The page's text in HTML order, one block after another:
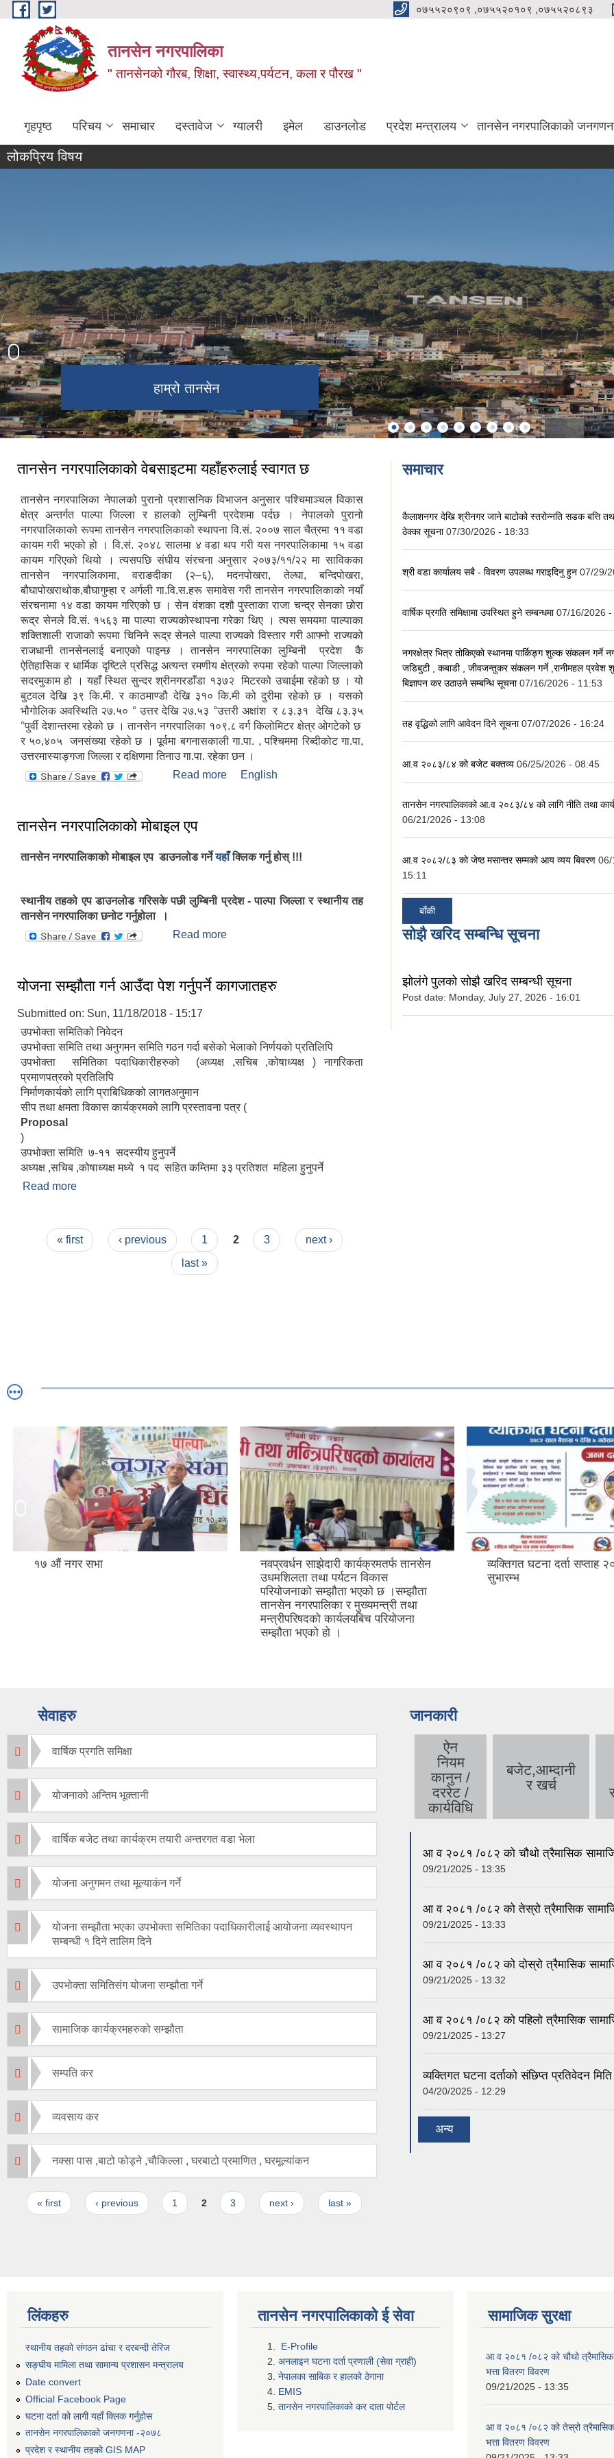
Skip to main content ०७५५२०९०९ ,०७५५२०१०९ ,०७५५२०८९३
तानसेन नगरपालिका
" तानसेनको गौरब, शिक्षा, स्वास्थ्य,पर्यटन, कला र पौरख "
गृहपृष्ठ परिचय समाचार दस्तावेज ग्यालरी इमेल डाउनलोड प्रदेश मन्त्रालय तानसेन नगरपालिकाको
लोकप्रिय विषय
हाम्रो तानसेन
तानसेन
रानीमहल
तानसेन नगर कार्यपालिका कार्यालय
शितल पाटि , तानसेन
अर्गली दरबार ,ता.न.पा -१४
अमरनारायण मन्दिर, ता.न.पा -२
Night view - Tansen
भगवती मन्दिर
तानसेन नगरपालिकाको वेबसाइटमा यहाँहरुलाई स्वागत छ
तानसेन नगरपालिका नेपालको पुरानो प्रशासनिक विभाजन अनुसार पश्चिमाञ्चल विकास
क्षेत्र अन्तर्गत पाल्पा जिल्ला र हालको लुम्बिनी प्रदेशमा पर्दछ । नेपालको पुरानो
नगरपालिकाको रूपमा तानसेन नगरपालिकाको स्थापना वि.सं. २००७ साल चैत्रमा ११ वडा
कायम गरी भएको हो । वि.सं. २०४८ सालमा ४ वडा थप गरी यस नगरपालिकामा १५ वडा
कायम गरिएको थियो । त्यसपछि संघीय संरचना अनुसार २०७३/११/२२ मा साविकका
तानसेन नगरपालिकामा, वराङदीका (२–६), मदनपोखरा, तेल्घा, बन्दिपोखरा,
बौघापोखराथोक,बौघागुम्हा र अर्गली गा.वि.स.हरू समावेस गरी तानसेन नगरपालिकाको नयाँ
संरचनामा १४ वडा कायम गरिएको छ । सेन वंशका दशौ पुस्ताका राजा चन्द्र सेनका छोरा
रूद्र सेनले वि.सं. १५६३ मा पाल्पा राज्यकोस्थापना गरेका थिए । त्यस समयमा पाल्पाका
शक्तिशाली राजाको रूपमा चिनिने रूद्र सेनले पाल्पा राज्यको विस्तार गरी आफ्नो राज्यको
राजधानी तानसेनलाई बनाएको पाइन्छ । तानसेन नगरपालिका लुम्बिनी प्रदेश कै
ऐतिहासिक र धार्मिक दृष्टिले प्रसिद्ध अत्यन्त रमणीय क्षेत्रको रुपमा रहेको पाल्पा जिल्लाको
सदरमुकाम हो । यहाँ स्थित सुन्दर श्रीनगरडाँडा १३७२ मिटरको उचाईमा रहेको छ । यो
बुटवल देखि ३९ कि.मी. र काठमाण्डौ देखि ३१० कि.मी को दुरीमा रहेको छ । यसको
भौगोलिक अवस्थिति २७.५० ° उत्तर देखि २७.५३ °उत्तरी अक्षांश र ८३.३१ देखि ८३.३५
°पुर्वी देशान्तरमा रहेको छ । तानसेन नगरपालिका १०९‍.८ वर्ग किलोमिटर क्षेत्र ओगटेको छ
र ५०,४०५ जनसंख्या रहेको छ । पूर्वमा बगनासकाली गा.पा. , पश्चिममा रिब्दीकोट गा.पा,
उत्तरमास्याङ्गजा जिल्ला र दक्षिणमा तिनाउ गा.पा. रहेका छन ।
Read more about तानसेन नगरपालिकाको
English
तानसेन नगरपालिकाको मोबाइल एप
तानसेन नगरपालिकाको मोबाइल एप डाउनलोड गर्नेयहाँक्लिक गर्नु होस् !!!
स्थानीय तहको एप डाउनलोड गरिसके पछी लुम्बिनी प्रदेश - पाल्पा जिल्ला र स्थानीय तह
तानसेन नगरपालिका छनोट गर्नुहोला ।
Read more
योजना सम्झौता गर्न आउँदा पेश गर्नुपर्ने कागजातहरु
Submitted on: Sun, 11/18/2018 - 15:17
उपभोक्ता समितिको निवेदन
उपभोक्ता समिति तथा अनुगमन समिति गठन गर्दा बसेको भेलाको निर्णयको प्रतिलिपि
उपभोक्ता समितिका पदाधिकारीहरुको (अध्यक्ष ,सचिब ,कोषाध्यक्ष ) नागरिकता
प्रमाणपत्रको प्रतिलिपि
निर्माणकार्यको लागि प्राबिधिकको लागतअनुमान
सीप तथा क्षमता विकास कार्यक्रमको लागि प्रस्तावना पत्र (
Proposal
)
उपभोक्ता समिति ७-११ सदस्यीय हुनुपर्ने
अध्यक्ष ,सचिब ,कोषाध्यक्ष मध्ये १ पद सहित कम्तिमा ३३ प्रतिशत महिला हुनुपर्ने
Read more
Pages
« first ‹ previous 1 2 3
next ›
last »
समाचार
कैलाशनगर देखि श्रीनगर जाने बाटोको स्तरोन्नति सडक बत्ति
ठेक्का सूचना07/30/2026 - 18:33
श्री वडा कार्यालय सबै - विवरण उपलब्ध गराइदिनु हुन 07/29/
वार्षिक प्रगति समिक्षामा उपस्थित हुने सम्बन्धमा07/16/2026
नगरक्षेत्र भित्र तोकिएको स्थानमा पार्किङ्ग शुल्क संकलन गर्ने
जडिबुटी , कबाडी , जीवजन्तुकर संकलन गर्ने ,रानीमहल
बिज्ञापन कर उठाउने सम्बन्धि सूचना07/16/2026 - 11:53
तह वृद्धिको लागि आवेदन दिने सूचना07/07/2026 - 16:24
आ.व २०८३/८४ को बजेट बक्तव्य 06/25/2026 - 08:45
तानसेन नगरपालिकाको आ.व २०८३/८४ को लागि नीति तथा
06/21/2026 - 13:08
आ.व २०८२/८३ को जेष्ठ मसान्तर सम्मको आय व्यय बिवरण 06/
15:11
बाँकी
सोझै खरिद सम्बन्धि सूचना
झोलंगे पुलको सोझै खरिद सम्बन्धी सूचना
Post date: Monday, July 27, 2026 - 16:01
नवप्रवर्धन साझेदारी कार्यक्रमतर्फ तानसेन
व्यक्तिगत घटना दर्ता सप्ताह २०८२ को
सुभारम्भ
तानसेन नगर प्रज्ञा-
आयाेजनामा भाषा, साहित्य,
सेवाहरु
वार्षिक प्रगति समिक्षा
योजनाको अन्तिम भूक्तानी
वार्षिक बजेट तथा कार्यक्रम तयारी अन्तरगत वडा भेला
योजना अनुगमन तथा मूल्याकंन गर्ने
योजना सम्झौता भएका उपभोक्ता समितिका पदाधिकारीलाई आयोजना व्यवस्थापन
सम्बन्धी १ दिने तालिम दिने
उपभोक्ता समितिसंग योजना सम्झौता गर्ने
सामाजिक कार्यक्रमहरुको सम्झौता
सम्पति कर
व्यवसाय कर
नक्सा पास ,बाटो फोड्ने ,चौकिल्ला , घरबाटो प्रमाणित , घरमूल्यांकन
Pages
« first ‹ previous 1 2 3 next › last »
जानकारी
ऐन
नियम
कानुन /
दररेट /
कार्यविधि
बजेट,आम्दानी
र खर्च
आ व २०८१ /०८२ को चौथो त्रैमासिक
09/21/2025 - 13:35
आ व २०८१ /०८२ को तेस्रो त्रैमासिक
09/21/2025 - 13:33
आ व २०८१ /०८२ को दोस्रो त्रैमासिक
09/21/2025 - 13:32
आ व २०८१ /०८२ को पहिलो त्रैमासिक
09/21/2025 - 13:27
व्यक्तिगत घटना दर्ताको संछिप्त प्रतिवेदन
04/20/2025 - 12:29
अन्य
लिंकहरु
स्थानीय तहको संगठन ढांचा र दरबन्दी तेरिज
सङ्घीय मामिला तथा सामान्य प्रशासन मन्त्रालय
Date convert
Official Facebook Page
घटना दर्ता को लागी यहाँ क्लिक गर्नुहोस
तानसेन नगरपालिकाको जनगणना -२०७८
प्रदेश र स्थानीय तहको GIS MAP
तानसेन नगरपालिकाको ई सेवा
E-Profile
अनलाइन घटना दर्ता प्रणाली (सेवा ग्राही)
नेपालका साबिक र हालको ठेगाना
EMIS
तानसेन नगरपालिकाको कर दाता पोर्टल
सामाजिक सुरक्षा
आ व २०८१ /०८२ को चौथो त्रैमासिक
भत्ता वितरण विवरण
09/21/2025 - 13:35
आ व २०८१ /०८२ को तेस्रो त्रैमासिक
भत्ता वितरण विवरण